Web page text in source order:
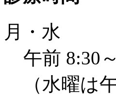
月・水
午前 8:30
（水曜は